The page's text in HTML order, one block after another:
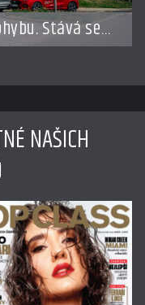
Stává se
NAŠICH